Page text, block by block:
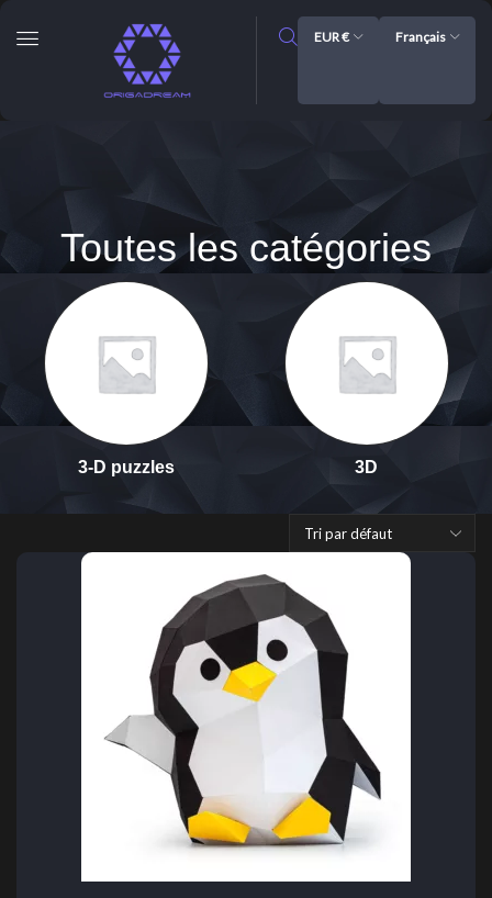
EUR € Français
Toutes les catégories
3-D puzzles 3D